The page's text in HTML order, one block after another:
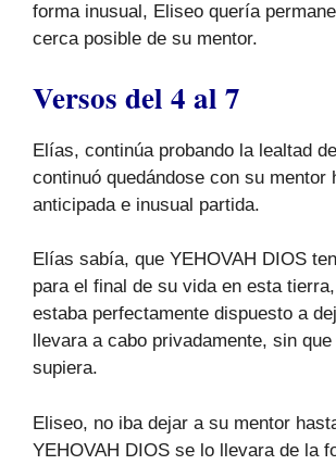
forma inusual, Eliseo quería
cerca posible de su mentor.
Versos del 4 al 7
Elías, continúa probando la lealtad
continuó quedándose con su mentor
anticipada e inusual partida.
Elías sabía, que YEHOVAH DIOS
para el final de su vida en esta
estaba perfectamente dispuesto a
llevara a cabo privadamente, sin
supiera.
Eliseo, no iba dejar a su mentor
YEHOVAH DIOS se lo llevara de la